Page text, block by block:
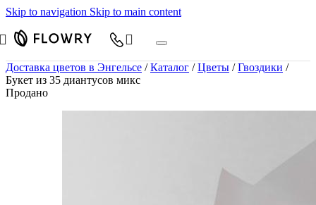
Skip to navigation Skip to main content
Доставка цветов в Энгельсе / Каталог / Цветы / Гвоздики /
Букет из 35 диантусов микс
Продано